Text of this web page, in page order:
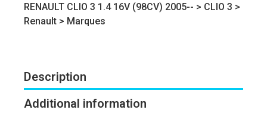
RENAULT CLIO 3 1.4 16V (98CV) 2005-- > CLIO 3 >
Renault > Marques
Description
Additional information